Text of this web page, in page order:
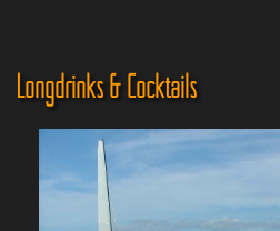
Longdrinks & Cocktails